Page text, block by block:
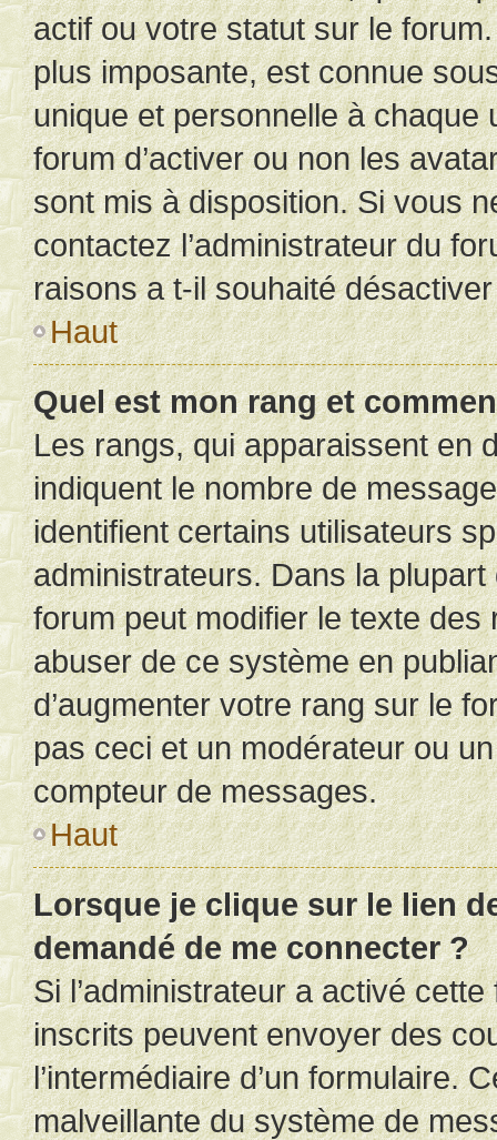
actif ou votre statut sur le
plus imposante, est connue
unique et personnelle à chaque
forum d’activer ou non les
sont mis à disposition. Si vous
contactez l’administrateur du
raisons a t-il souhaité
Haut
Quel est mon rang et
Les rangs, qui apparaissent en
indiquent le nombre de
identifient certains utilisateurs
administrateurs. Dans la
forum peut modifier le texte
abuser de ce système en
d’augmenter votre rang sur le
pas ceci et un modérateur ou
compteur de messages.
Haut
Lorsque je clique sur le lien
demandé de me connecter ?
Si l’administrateur a activé
inscrits peuvent envoyer des
l’intermédiaire d’un formulaire.
malveillante du système de